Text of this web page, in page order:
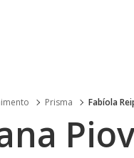
Prisma Fabíola